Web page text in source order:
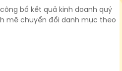
công bố kết quả kinh doanh quý
mẽ chuyển đổi danh mục theo